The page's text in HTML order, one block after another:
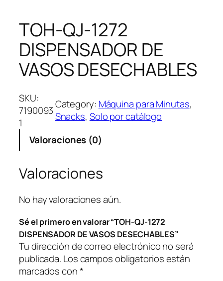
TOH-QJ-1272
DISPENSADOR DE
VASOS DESECHABLES
SKU:
7190093
1
Category: Máquina para Minutas
Snacks, Solo por catálogo
Valoraciones (0)
Valoraciones
No hay valoraciones aún.
Sé el primero en valorar “TOH-QJ-1272
DISPENSADOR DE VASOS DESECHABLES”
Tu dirección de correo electrónico no será
publicada. Los campos obligatorios están
marcados con*